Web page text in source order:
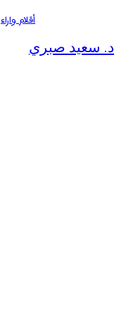
أقلام واراء
:د. سعيد صبري